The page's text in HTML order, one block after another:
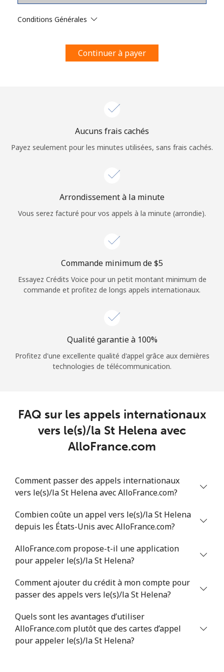
Rappel du mot de passe →
Continue avec
Conditions Générales
Continuer à payer
Aucuns frais cachés
Payez seulement pour les minutes utilisées, sans frais cachés.
Arrondissement à la minute
Vous serez facturé pour vos appels à la minute (arrondie).
Commande minimum de ⁦$5⁩
Essayez Crédits Voice pour un petit montant minimum de
commande et profitez de longs appels internationaux.
Qualité garantie à 100%
Profitez d'une excellente qualité d'appel grâce aux dernières
technologies de télécommunication.
FAQ sur les appels internationaux
vers le(s)/la St Helena avec
AlloFrance.com
Comment passer des appels internationaux
vers le(s)/la St Helena avec AlloFrance.com?
Combien coûte un appel vers le(s)/la St Helena
depuis les États-Unis avec AlloFrance.com?
AlloFrance.com propose-t-il une application
pour appeler le(s)/la St Helena?
Comment ajouter du crédit à mon compte pour
passer des appels vers le(s)/la St Helena?
Quels sont les avantages d’utiliser
AlloFrance.com plutôt que des cartes d’appel
pour appeler le(s)/la St Helena?